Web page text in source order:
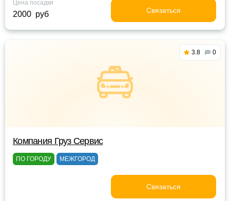
Цена посадки
2000 руб Связаться
3.8 0
Компания Груз Сервис
ПО ГОРОДУ МЕЖГОРОД
Связаться